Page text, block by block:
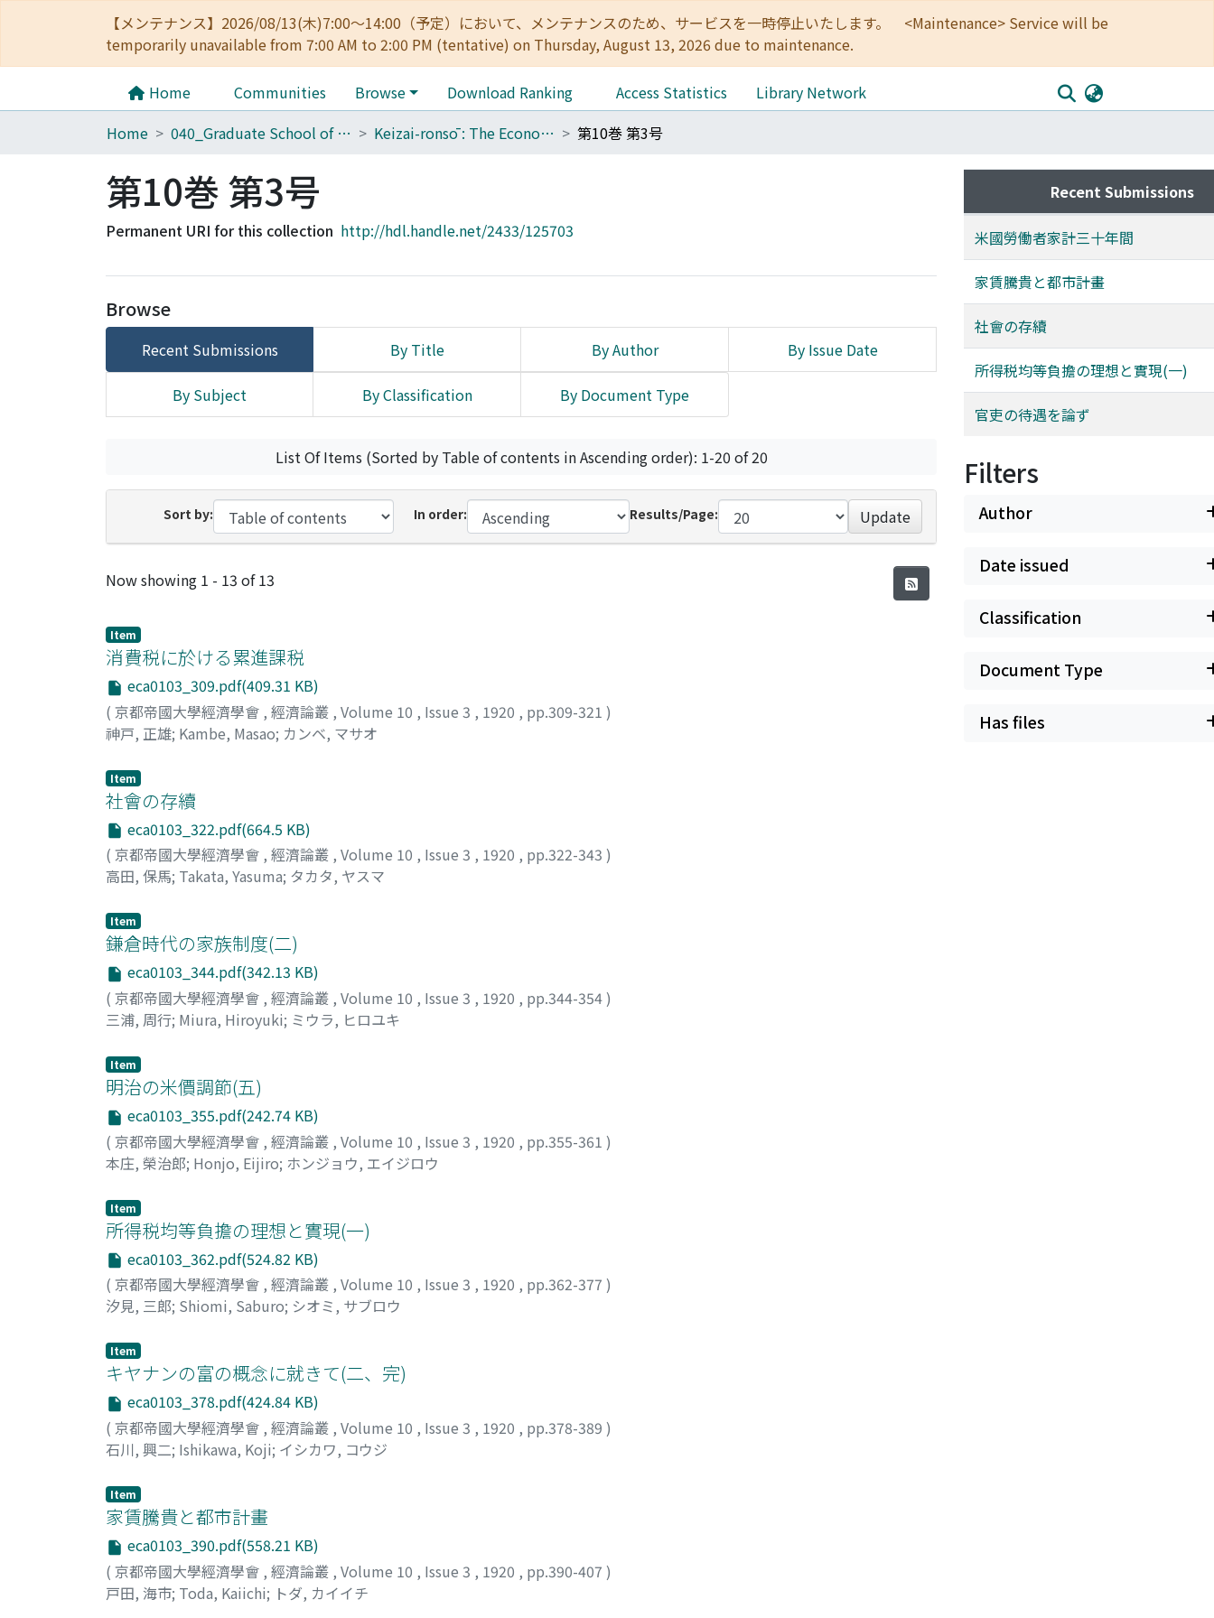
【メンテナンス】2026/08/13(木)7:00～14:00（予定）において、メンテナンスのため、サービスを一時停止いたします。 <Maintenance> Service will be
temporarily unavailable from 7:00 AM to 2:00 PM (tentative) on Thursday, August 13, 2026 due to maintenance.
Home Communities Browse Download Ranking Access Statistics
Library Network
Home
040_Graduate School of Economics Keizai-ronsō : The Economic Review 第10巻 第3号
第10巻 第3号
Permanent URI for this collection http://hdl.handle.net/2433/125703
Browse
Recent Submissions By Title By Author By Issue Date
By Subject By Classification By Document Type
List Of Items (Sorted by Table of contents in Ascending order): 1-20 of 20
Sort by: In order: Results/Page: Update
Recent Submissions
Now showing 1 - 13 of 13
Item
消費税に於ける累進課税
eca0103_309.pdf(409.31 KB)
( 京都帝國大學經濟學會 , 經濟論叢 , Volume 10 , Issue 3 , 1920 , pp.309-321 )
神戸, 正雄; Kambe, Masao; カンベ, マサオ
Item
社會の存續
eca0103_322.pdf(664.5 KB)
( 京都帝國大學經濟學會 , 經濟論叢 , Volume 10 , Issue 3 , 1920 , pp.322-343 )
高田, 保馬; Takata, Yasuma; タカタ, ヤスマ
Item
鎌倉時代の家族制度(二)
eca0103_344.pdf(342.13 KB)
( 京都帝國大學經濟學會 , 經濟論叢 , Volume 10 , Issue 3 , 1920 , pp.344-354)
三浦, 周行; Miura, Hiroyuki; ミウラ, ヒロユキ
Item
明治の米價調節(五)
eca0103_355.pdf(242.74 KB)
( 京都帝國大學經濟學會 , 經濟論叢 , Volume 10 , Issue 3 , 1920 , pp.355-361 )
本庄, 榮治郎; Honjo, Eijiro; ホンジョウ, エイジロウ
Item
所得税均等負擔の理想と實現(一)
eca0103_362.pdf(524.82 KB)
( 京都帝國大學經濟學會 , 經濟論叢 , Volume 10 , Issue 3 , 1920 , pp.362-377 )
汐見, 三郎; Shiomi, Saburo; シオミ, サブロウ
Item
キヤナンの富の概念に就きて(二、完)
eca0103_378.pdf(424.84 KB)
( 京都帝國大學經濟學會 , 經濟論叢 , Volume 10 , Issue 3 , 1920 , pp.378-389 )
石川, 興二; Ishikawa, Koji; イシカワ, コウジ
Item
家賃騰貴と都市計畫
eca0103_390.pdf(558.21 KB)
( 京都帝國大學經濟學會 , 經濟論叢 , Volume 10 , Issue 3 , 1920 , pp.390-407 )
戸田, 海市; Toda, Kaiichi; トダ, カイイチ
Recent Submissions
米國勞働者家計三十年間
家賃騰貴と都市計畫
社會の存續
所得税均等負擔の理想と實現(一)
官吏の待遇を論ず
Filters
Author
Date issued
Classification
Document Type
Has files